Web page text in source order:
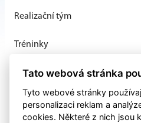
Realizační tým
Tréninky
Tato webová stránka
Tyto webové stránky
personalizaci reklam a
cookies. Některé z nich jsou